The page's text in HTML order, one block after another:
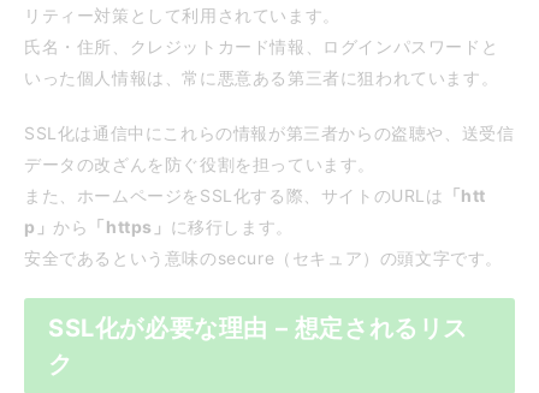
リティー対策として利用されています。
氏名・住所、クレジットカード情報、ログインパスワードと
いった個人情報は、常に悪意ある第三者に狙われています。
SSL化は通信中にこれらの情報が第三者からの盗聴や、送受信
データの改ざんを防ぐ役割を担っています。
また、ホームページをSSL化する際、サイトのURLは
「htt
p」 から 「https」 に移行します。
安全であるという意味のsecure（セキュア）の頭文字です。
SSL化が必要な理由 – 想定されるリス
ク